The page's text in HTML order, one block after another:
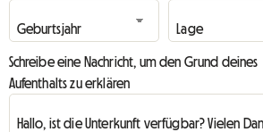
Schreibe eine Nachricht, um den Grund deines
Aufenthalts zu erklären